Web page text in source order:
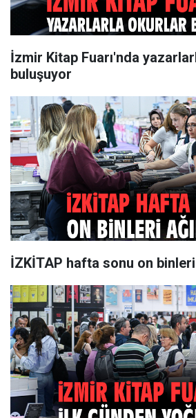
İzmir Kitap Fuarı'nda
buluşuyor
İZKİTAP hafta sonu on binleri